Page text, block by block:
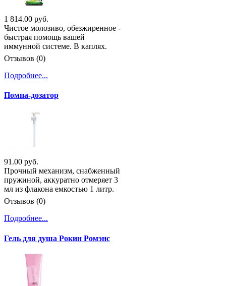
1 814.00 руб.
Чистое молозиво, обезжиренное -
быстрая помощь вашей
иммунной системе. В каплях.
Отзывов (0)
Подробнее...
Помпа-дозатор
91.00 руб.
Прочный механизм, снабженный
пружиной, аккуратно отмеряет 3
мл из флакона емкостью 1 литр.
Отзывов (0)
Подробнее...
Гель для душа Рокин Ромэнс